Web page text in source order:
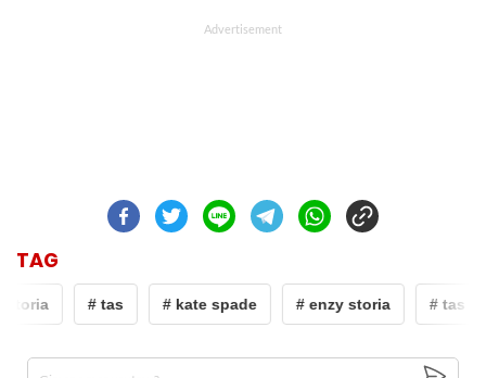
TAG
# tas # kate spade # enzy storia # tas